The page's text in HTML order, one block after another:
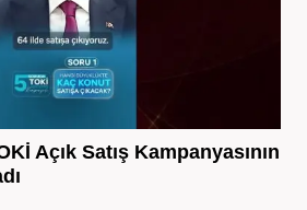
Açık Satış Kampanyasının